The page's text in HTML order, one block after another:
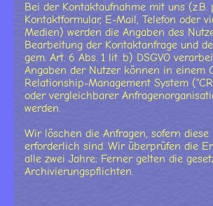
Bei der Kontaktaufnahme mit uns (z.B.
Kontaktformular, E-Mail, Telefon oder
Medien) werden die Angaben des
Bearbeitung der Kontaktanfrage und
gem. Art. 6 Abs. 1 lit. b) DSGVO
Angaben der Nutzer können in einem
Relationship-Management System
oder vergleichbarer
werden.
Wir löschen die Anfragen, sofern
erforderlich sind. Wir überprüfen die
alle zwei Jahre; Ferner gelten die
Archivierungspflichten.